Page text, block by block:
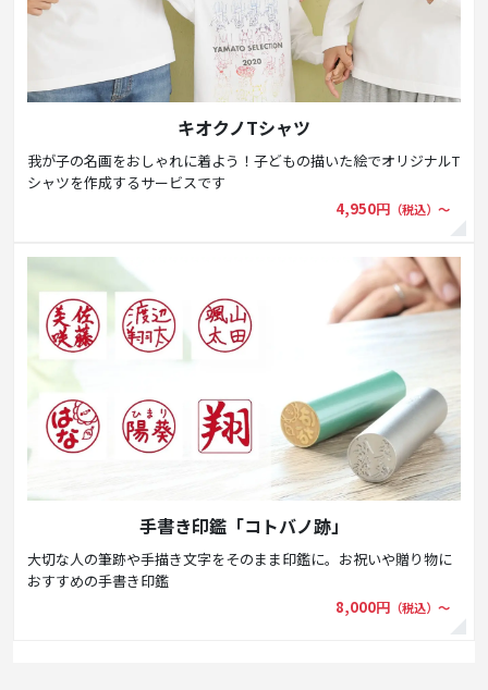
キオクノTシャツ
我が子の名画をおしゃれに着よう！子どもの描いた絵でオリジナルT
シャツを作成するサービスです
4,950円 （税込）〜
手書き印鑑「コトバノ跡」
大切な人の筆跡や手描き文字をそのまま印鑑に。お祝いや贈り物に
おすすめの手書き印鑑
8,000円 （税込）〜